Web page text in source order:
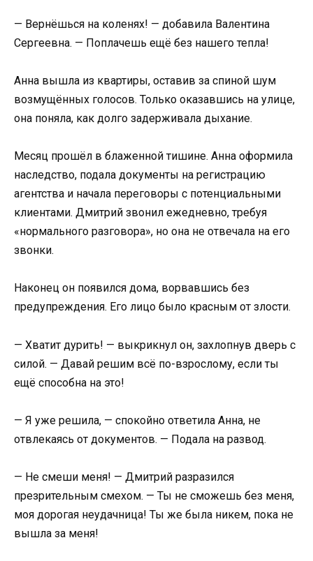
— Вернёшься на коленях! — добавила Валентина
Сергеевна. — Поплачешь ещё без нашего тепла!
Анна вышла из квартиры, оставив за спиной шум
возмущённых голосов. Только оказавшись на улице,
она поняла, как долго задерживала дыхание.
Месяц прошёл в блаженной тишине. Анна оформила
наследство, подала документы на регистрацию
агентства и начала переговоры с потенциальными
клиентами. Дмитрий звонил ежедневно, требуя
«нормального разговора», но она не отвечала на его
звонки.
Наконец он появился дома, ворвавшись без
предупреждения. Его лицо было красным от злости.
— Хватит дурить! — выкрикнул он, захлопнув дверь с
силой. — Давай решим всё по-взрослому, если ты
ещё способна на это!
— Я уже решила, — спокойно ответила Анна, не
отвлекаясь от документов. — Подала на развод.
— Не смеши меня! — Дмитрий разразился
презрительным смехом. — Ты не сможешь без меня,
моя дорогая неудачница! Ты же была никем, пока не
вышла за меня!